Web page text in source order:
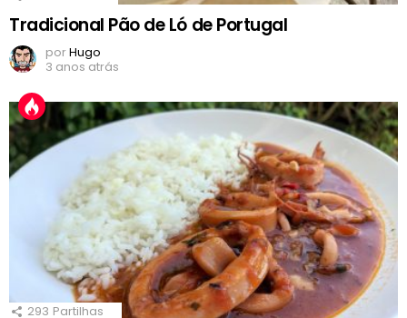
Tradicional Pão de Ló de Portugal
porHugo
3 anos atrás
293 Partilhas